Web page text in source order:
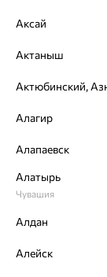
от 506
Описание
Аксай
Актаныш
Алагир
Алапаевск
Алатырь
Чувашия
Алдан
Алейск